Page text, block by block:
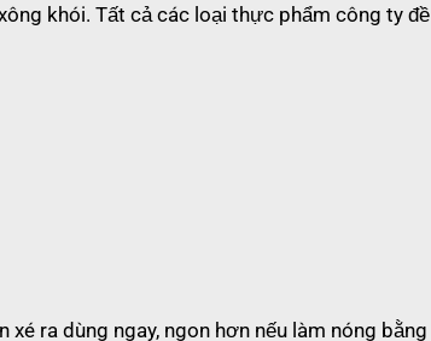
khói. Tất cả các loại thực phẩm công ty
ra dùng ngay, ngon hơn nếu làm nóng